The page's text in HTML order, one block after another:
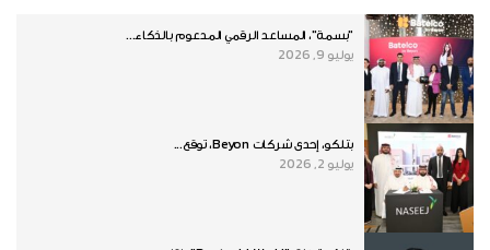
"بسمة"، المساعد الرقمي المدعوم بالذكاء...
يوليو 9, 2026
بتلكو، إحدى شركات Beyon، توقع...
يوليو 2, 2026